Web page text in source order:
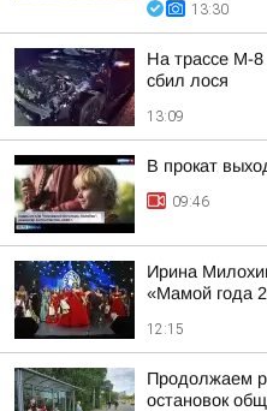
13:30
На трассе М-8
сбил лося
13:09
В прокат
09:46
Ирина
«Мамой года
12:15
Продолжаем
остановок